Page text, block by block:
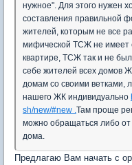
нужное". Для этого нужен
составления правильной
жителей, которым не все
мифической ТСЖ не имеет
квартире, ТСЖ так и не
себе жителей всех домов
домам со своими ветками,
нашего ЖК индивидуально
sh/new/#new .Там проще
можно обращаться либо от
дома.
Предлагаю Вам начать с